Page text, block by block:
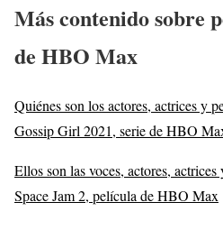
Más contenido sobre
de HBO Max
Quiénes son los actores, actrices y
Gossip Girl 2021, serie de HBO
Ellos son las voces, actores,
Space Jam 2, película de HBO Max